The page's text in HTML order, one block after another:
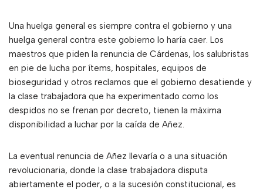
Una huelga general es siempre contra el gobierno y una
huelga general contra este gobierno lo haría caer. Los
maestros que piden la renuncia de Cárdenas, los salubristas
en pie de lucha por ítems, hospitales, equipos de
bioseguridad y otros reclamos que el gobierno desatiende y
la clase trabajadora que ha experimentado como los
despidos no se frenan por decreto, tienen la máxima
disponibilidad a luchar por la caída de Añez.
La eventual renuncia de Añez llevaría o a una situación
revolucionaria, donde la clase trabajadora disputa
abiertamente el poder, o a la sucesión constitucional, es